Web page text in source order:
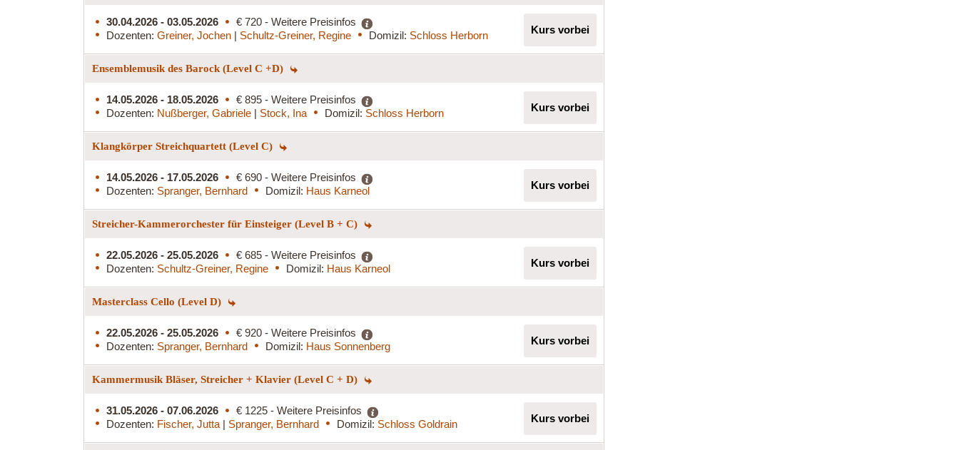
30.04.2026 - 03.05.2026
€ 720 - Weitere Preisinfos
Dozenten: Greiner, Jochen | Schultz-Greiner, Regine Domizil: Schloss Herborn Kurs vorbei
Ensemblemusik des Barock (Level C +D)
14.05.2026 - 18.05.2026
€ 895 - Weitere Preisinfos
Dozenten: Nußberger, Gabriele | Stock, Ina Domizil: Schloss Herborn Kurs vorbei
Klangkörper Streichquartett (Level C)
14.05.2026 - 17.05.2026
€ 690 - Weitere Preisinfos
Dozenten: Spranger, Bernhard Domizil: Haus Karneol Kurs vorbei
Streicher-Kammerorchester für Einsteiger (Level B + C)
22.05.2026 - 25.05.2026
€ 685 - Weitere Preisinfos
Dozenten: Schultz-Greiner, Regine Domizil: Haus Karneol Kurs vorbei
Masterclass Cello (Level D)
22.05.2026 - 25.05.2026
€ 920 - Weitere Preisinfos
Dozenten: Spranger, Bernhard Domizil: Haus Sonnenberg Kurs vorbei
Kammermusik Bläser, Streicher + Klavier (Level C + D)
31.05.2026 - 07.06.2026
€ 1225 - Weitere Preisinfos
Dozenten: Fischer, Jutta | Spranger, Bernhard Domizil: Schloss Goldrain Kurs vorbei